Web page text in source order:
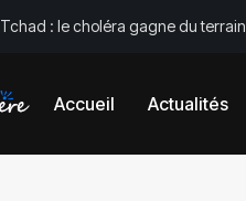
Tchad : le choléra gagne du terrain
Accueil Actualités